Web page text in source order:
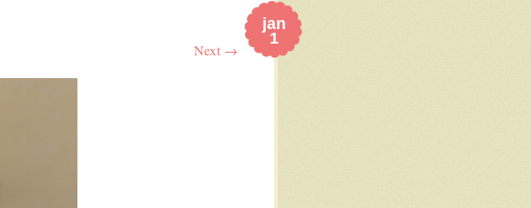
jan
1
Next →